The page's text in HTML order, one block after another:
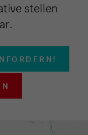
stellen